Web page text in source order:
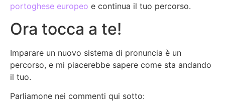
portoghese europeo e continua il tuo percorso.
Ora tocca a te!
Imparare un nuovo sistema di pronuncia è un
percorso, e mi piacerebbe sapere come sta andando
il tuo.
Parliamone nei commenti qui sotto: